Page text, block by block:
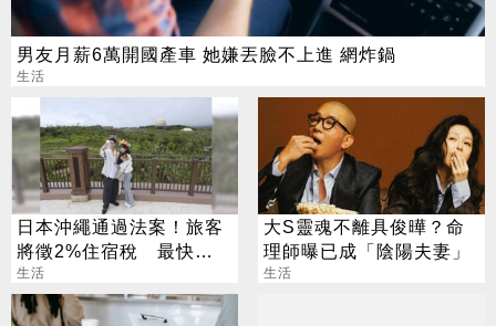
男友月薪6萬開國產車 她嫌丟臉不上進 網炸鍋
生活
日本沖繩通過法案！旅客
將徵2%住宿稅 最快
2026年上路
生活
大S靈魂不離具俊曄？命
理師曝已成「陰陽夫妻」
生活